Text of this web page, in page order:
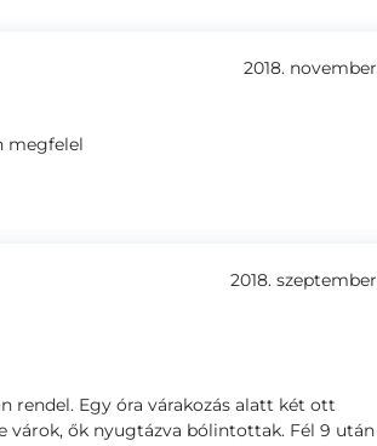
2018. november
megfelel
2018. szeptember
rendel. Egy óra várakozás alatt két ott
ők nyugtázva bólintottak. Fél 9 után